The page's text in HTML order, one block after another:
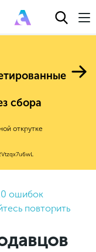
сбора
открутке
ошибок
повторить